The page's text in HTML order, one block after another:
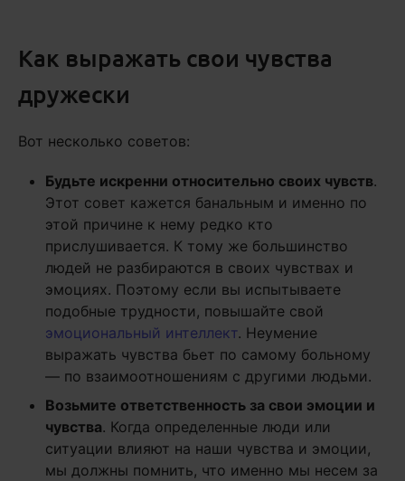
Как выражать свои чувства
дружески
Вот несколько советов:
Будьте искренни относительно своих чувств.
Этот совет кажется банальным и именно по
этой причине к нему редко кто
прислушивается. К тому же большинство
людей не разбираются в своих чувствах и
эмоциях. Поэтому если вы испытываете
подобные трудности, повышайте свой
эмоциональный интеллект. Неумение
выражать чувства бьет по самому больному
— по взаимоотношениям с другими людьми.
Возьмите ответственность за свои эмоции и
чувства. Когда определенные люди или
ситуации влияют на наши чувства и эмоции,
мы должны помнить, что именно мы несем за